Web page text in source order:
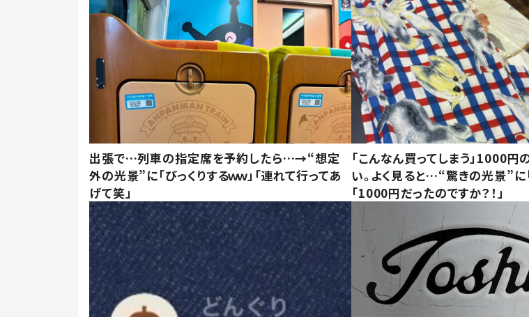
出張で…列車の指定席を予約したら…→“想定
外の光景”に「びっくりするｗｗ」「連れて行ってあ
げて笑」
「こんなん買ってしまう」1000
い。よく見ると…“驚きの光景”に
「1000円だったのですか？！」